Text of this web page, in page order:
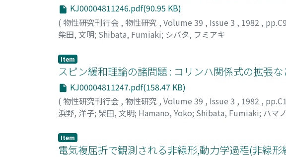
KJ00004811246.pdf(90.95 KB)
( 物性研究刊行会 , 物性研究 , Volume 39 , Issue 3 , 1982 ,
柴田, 文明; Shibata, Fumiaki; シバタ, フミアキ
Item
スピン緩和理論の諸問題 : コリンハ関係式の拡張
KJ00004811247.pdf(158.47 KB)
( 物性研究刊行会 , 物性研究 , Volume 39 , Issue 3 , 1982 ,
浜野, 洋子; 柴田, 文明; Hamano, Yoko; Shibata, Fumiaki; ハマ
Item
電気複屈折で観測される非線形,動力学過程(非線